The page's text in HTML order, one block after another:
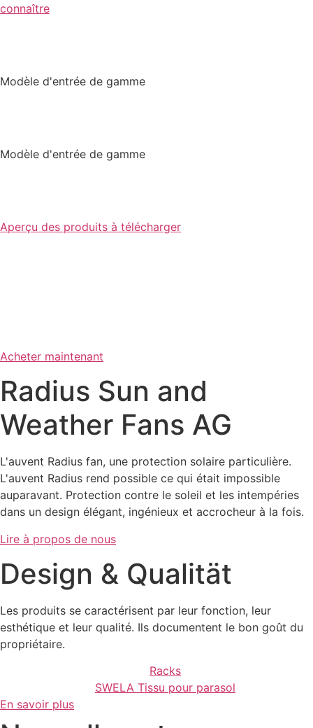
connaître
Modèle d'entrée de gamme
Modèle d'entrée de gamme
Aperçu des produits à télécharger
Acheter maintenant
Radius Sun and
Weather Fans AG
L'auvent Radius fan, une protection solaire particulière.
L'auvent Radius rend possible ce qui était impossible
auparavant. Protection contre le soleil et les intempéries
dans un design élégant, ingénieux et accrocheur à la fois.
Lire à propos de nous
Design & Qualität
Les produits se caractérisent par leur fonction, leur
esthétique et leur qualité. Ils documentent le bon goût du
propriétaire.
Racks
SWELA Tissu pour parasol
En savoir plus